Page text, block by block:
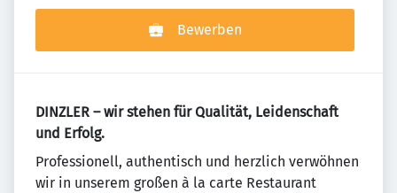
Bewerben
DINZLER – wir stehen für Qualität, Leidenschaft
und Erfolg.
Professionell, authentisch und herzlich verwöhnen
wir in unserem großen à la carte Restaurant